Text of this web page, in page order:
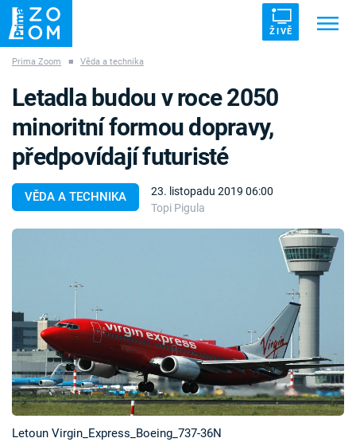
ŽIVĚ
ZÁHADY VETŘELCI DÁVNOVĚKU
Témata
TV Program
Časopis
Sledujte prima+
Prima Zoom ■ Věda a technika
VĚDA A TECHNIKA
23. listopadu 2019 06:00
Topi Pigula
Letadla budou v roce 2050
minoritní formou dopravy,
předpovídají futuristé
Letoun Virgin_Express_Boeing_737-36N